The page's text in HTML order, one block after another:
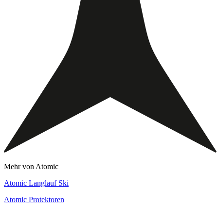
Mehr von Atomic
Atomic Langlauf Ski
Atomic Protektoren